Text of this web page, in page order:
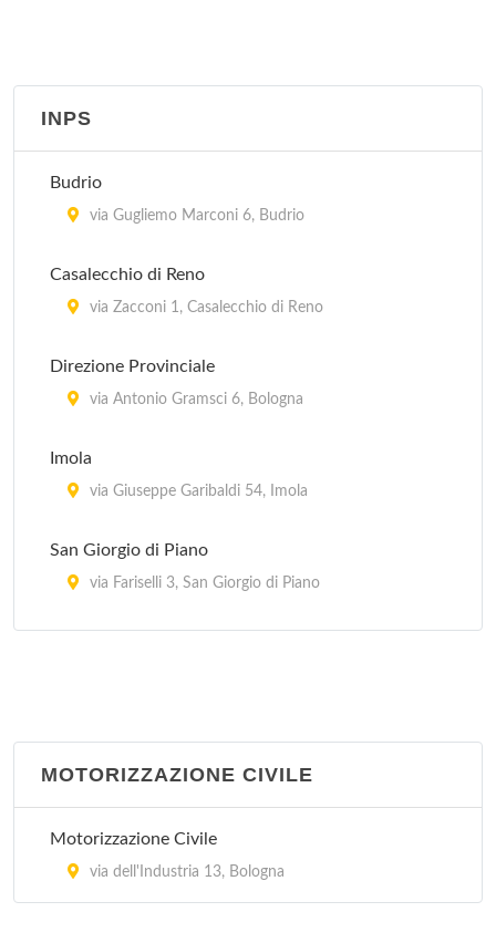
via Porrettana 216, Sasso Marconi
INPS
Budrio
via Gugliemo Marconi 6, Budrio
Casalecchio di Reno
via Zacconi 1, Casalecchio di Reno
Direzione Provinciale
via Antonio Gramsci 6, Bologna
Imola
via Giuseppe Garibaldi 54, Imola
San Giorgio di Piano
via Fariselli 3, San Giorgio di Piano
Vergato
via Papa Giovanni XXIII 12, Vergato
MOTORIZZAZIONE CIVILE
Motorizzazione Civile
via dell'Industria 13, Bologna